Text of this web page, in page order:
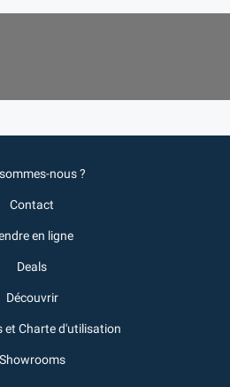
nous ?
Contact
en ligne
Deals
Découvrir
et Charte d'utilisation
Showrooms